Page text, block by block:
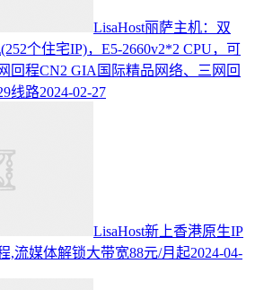
LisaHost丽萨主机：双
个住宅IP)，E5-2660v2*2 CPU，可
回程CN2 GIA国际精品网络、三网回
线路2024-02-27
LisaHost新上香港原生IP
,流媒体解锁大带宽88元/月起2024-04-